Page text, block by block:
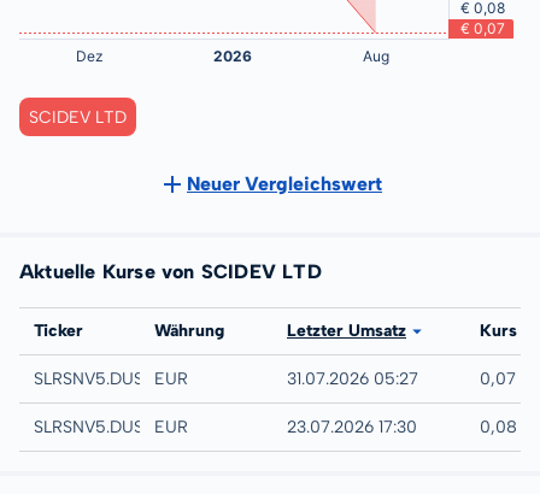
SCIDEV LTD
Neuer Vergleichswert
Aktuelle Kurse von SCIDEV LTD
Börse
Ticker Währung Letzter Umsatz Kurs
Quotrix
SLRSNV5.DUSD EUR 31.07.2026 05:27 0,07
Düsseldorf
SLRSNV5.DUSB EUR 23.07.2026 17:30 0,08